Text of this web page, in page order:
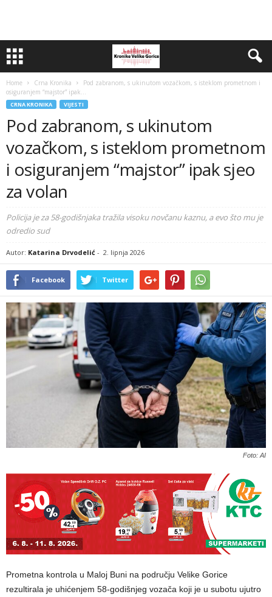
Home Crna Kronika
Pod zabranom, s ukinutom vozačkom, s isteklom prometnom i
osiguranjem “majstor” ipak...
CRNA KRONIKA VIJESTI
Pod zabranom, s ukinutom
vozačkom, s isteklom prometnom
i osiguranjem “majstor” ipak sjeo
za volan
Policija je za 58-godišnjaka tražila visoku novčanu kaznu, a evo što mu je
odredio sud
Autor: Katarina Drvodelić - 2. lipnja 2026
Facebook Twitter
Foto: AI
Prometna kontrola u Maloj Buni na području Velike Gorice
rezultirala je uhićenjem 58-godišnjeg vozača koji je u subotu ujutro